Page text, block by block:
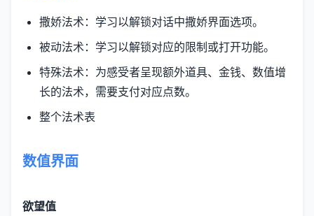
撒娇法术：学习以解锁对话中撒娇界面选项。
被动法术：学习以解锁对应的限制或打开功能。
特殊法术：为感受者呈现额外道具、金钱、数值增
长的法术，需要支付对应点数。
整个法术表
数值界面
欲望值